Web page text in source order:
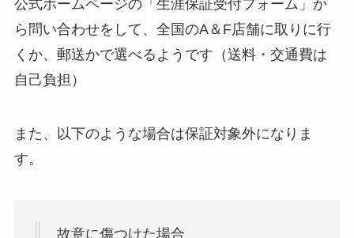
公式ホームページの「生涯保証受付フォーム」か
ら問い合わせをして、全国のA＆F店舗に取りに行
くか、郵送かで選べるようです（送料・交通費は
自己負担）
また、以下のような場合は保証対象外になりま
す。
故意に傷つけた場合